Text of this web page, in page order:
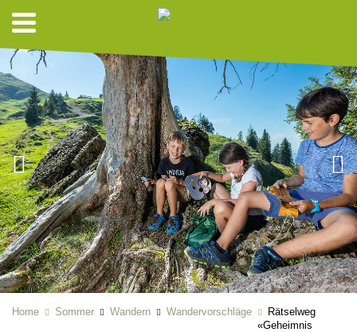
Home Sommer Wandern Wandervorschläge
Rätselweg
«Geheimnis